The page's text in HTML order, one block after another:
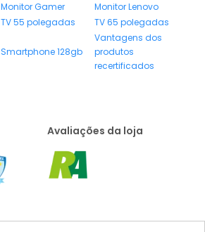
Monitor Gamer
Monitor Lenovo
TV 55 polegadas TV 65 polegadas
Smartphone 128gb
Vantagens dos
produtos
recertificados
Avaliações da loja